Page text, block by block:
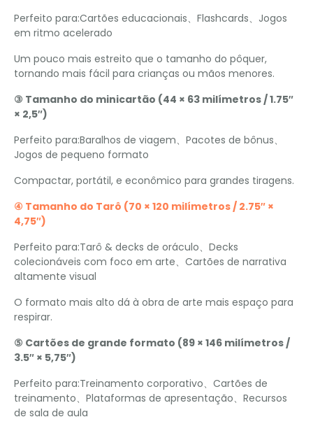
Perfeito para:Cartões educacionais、Flashcards、Jogos
em ritmo acelerado
Um pouco mais estreito que o tamanho do pôquer,
tornando mais fácil para crianças ou mãos menores.
③ Tamanho do minicartão (44 × 63 milímetros / 1.75″
× 2,5″)
Perfeito para:Baralhos de viagem、Pacotes de bônus、
Jogos de pequeno formato
Compactar, portátil, e econômico para grandes tiragens.
④ Tamanho do Tarô (70 × 120 milímetros / 2.75″ ×
4,75″)
Perfeito para:Tarô & decks de oráculo、Decks
colecionáveis ​​com foco em arte、Cartões de narrativa
altamente visual
O formato mais alto dá à obra de arte mais espaço para
respirar.
⑤ Cartões de grande formato (89 × 146 milímetros /
3.5″ × 5,75″)
Perfeito para:Treinamento corporativo、Cartões de
treinamento、Plataformas de apresentação、Recursos
de sala de aula